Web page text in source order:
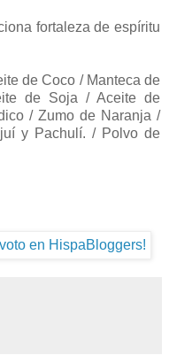
fortaleza de espíritu
de Coco / Manteca de
de Soja / Aceite de
/ Zumo de Naranja /
y Pachulí. / Polvo de